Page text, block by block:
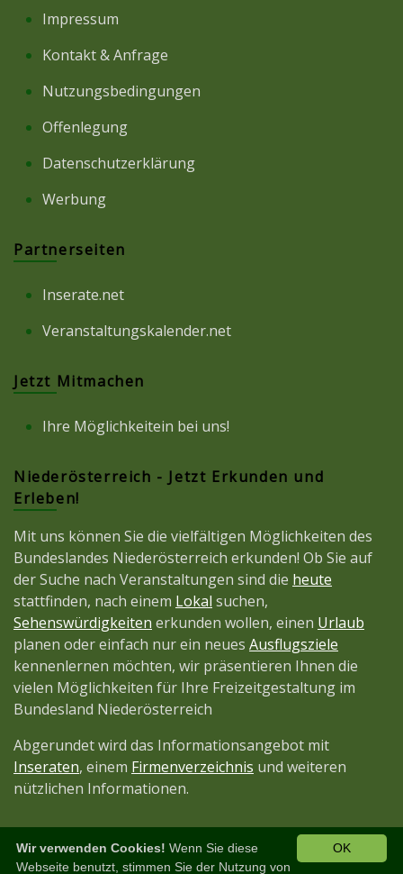
Impressum
Kontakt & Anfrage
Nutzungsbedingungen
Offenlegung
Datenschutzerklärung
Werbung
Partnerseiten
Inserate.net
Veranstaltungskalender.net
Jetzt Mitmachen
Ihre Möglichkeitein bei uns!
Niederösterreich - Jetzt Erkunden und
Erleben!
Mit uns können Sie die vielfältigen Möglichkeiten des
Bundeslandes Niederösterreich erkunden! Ob Sie auf
der Suche nach Veranstaltungen sind die heute
stattfinden, nach einem Lokal suchen,
Sehenswürdigkeiten erkunden wollen, einen Urlaub
planen oder einfach nur ein neues Ausflugsziele
kennenlernen möchten, wir präsentieren Ihnen die
vielen Möglichkeiten für Ihre Freizeitgestaltung im
Bundesland Niederösterreich
Abgerundet wird das Informationsangebot mit
Inseraten, einem Firmenverzeichnis und weiteren
nützlichen Informationen.
Diese Seite ist ein Projekt derJetztMedien.com OK
Wir verwenden Cookies! Wenn Sie diese
Webseite benutzt, stimmen Sie der Nutzung von